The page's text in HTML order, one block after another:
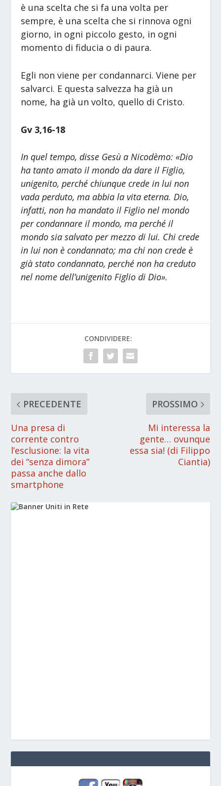
è una scelta che si fa una volta per
sempre, è una scelta che si rinnova ogni
giorno, in ogni piccolo gesto, in ogni
momento di fiducia o di paura.
Egli non viene per condannarci. Viene per
salvarci. E questa salvezza ha già un
nome, ha già un volto, quello di Cristo.
Gv 3,16-18
In quel tempo, disse Gesù a Nicodèmo: «Dio
ha tanto amato il mondo da dare il Figlio,
unigenito,perché chiunque crede in luinon
vada perduto, ma abbia la vita eterna.Dio,
infatti, non ha mandato il Figlionel mondo
per condannare il mondo,ma perché il
mondo sia salvatoper mezzo di lui. Chi crede
in luinon è condannato;ma chi non crede è
già stato condannato,perché non ha creduto
nel nome dell’unigenito Figlio di Dio».
CONDIVIDERE:
PRECEDENTE
Una presa di
corrente contro
l’esclusione: la vita
dei “senza dimora”
passa anche dallo
smartphone
PROSSIMO
Mi interessa la
gente… ovunque
essa sia! (di Filippo
Ciantia)